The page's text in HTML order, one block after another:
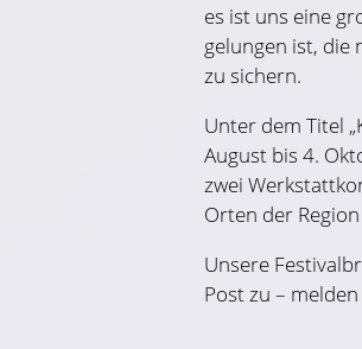
es ist uns eine
gelungen ist, die
zu sichern.
Unter dem Titel
August bis 4.
zwei
Orten der
Unsere
Post zu –